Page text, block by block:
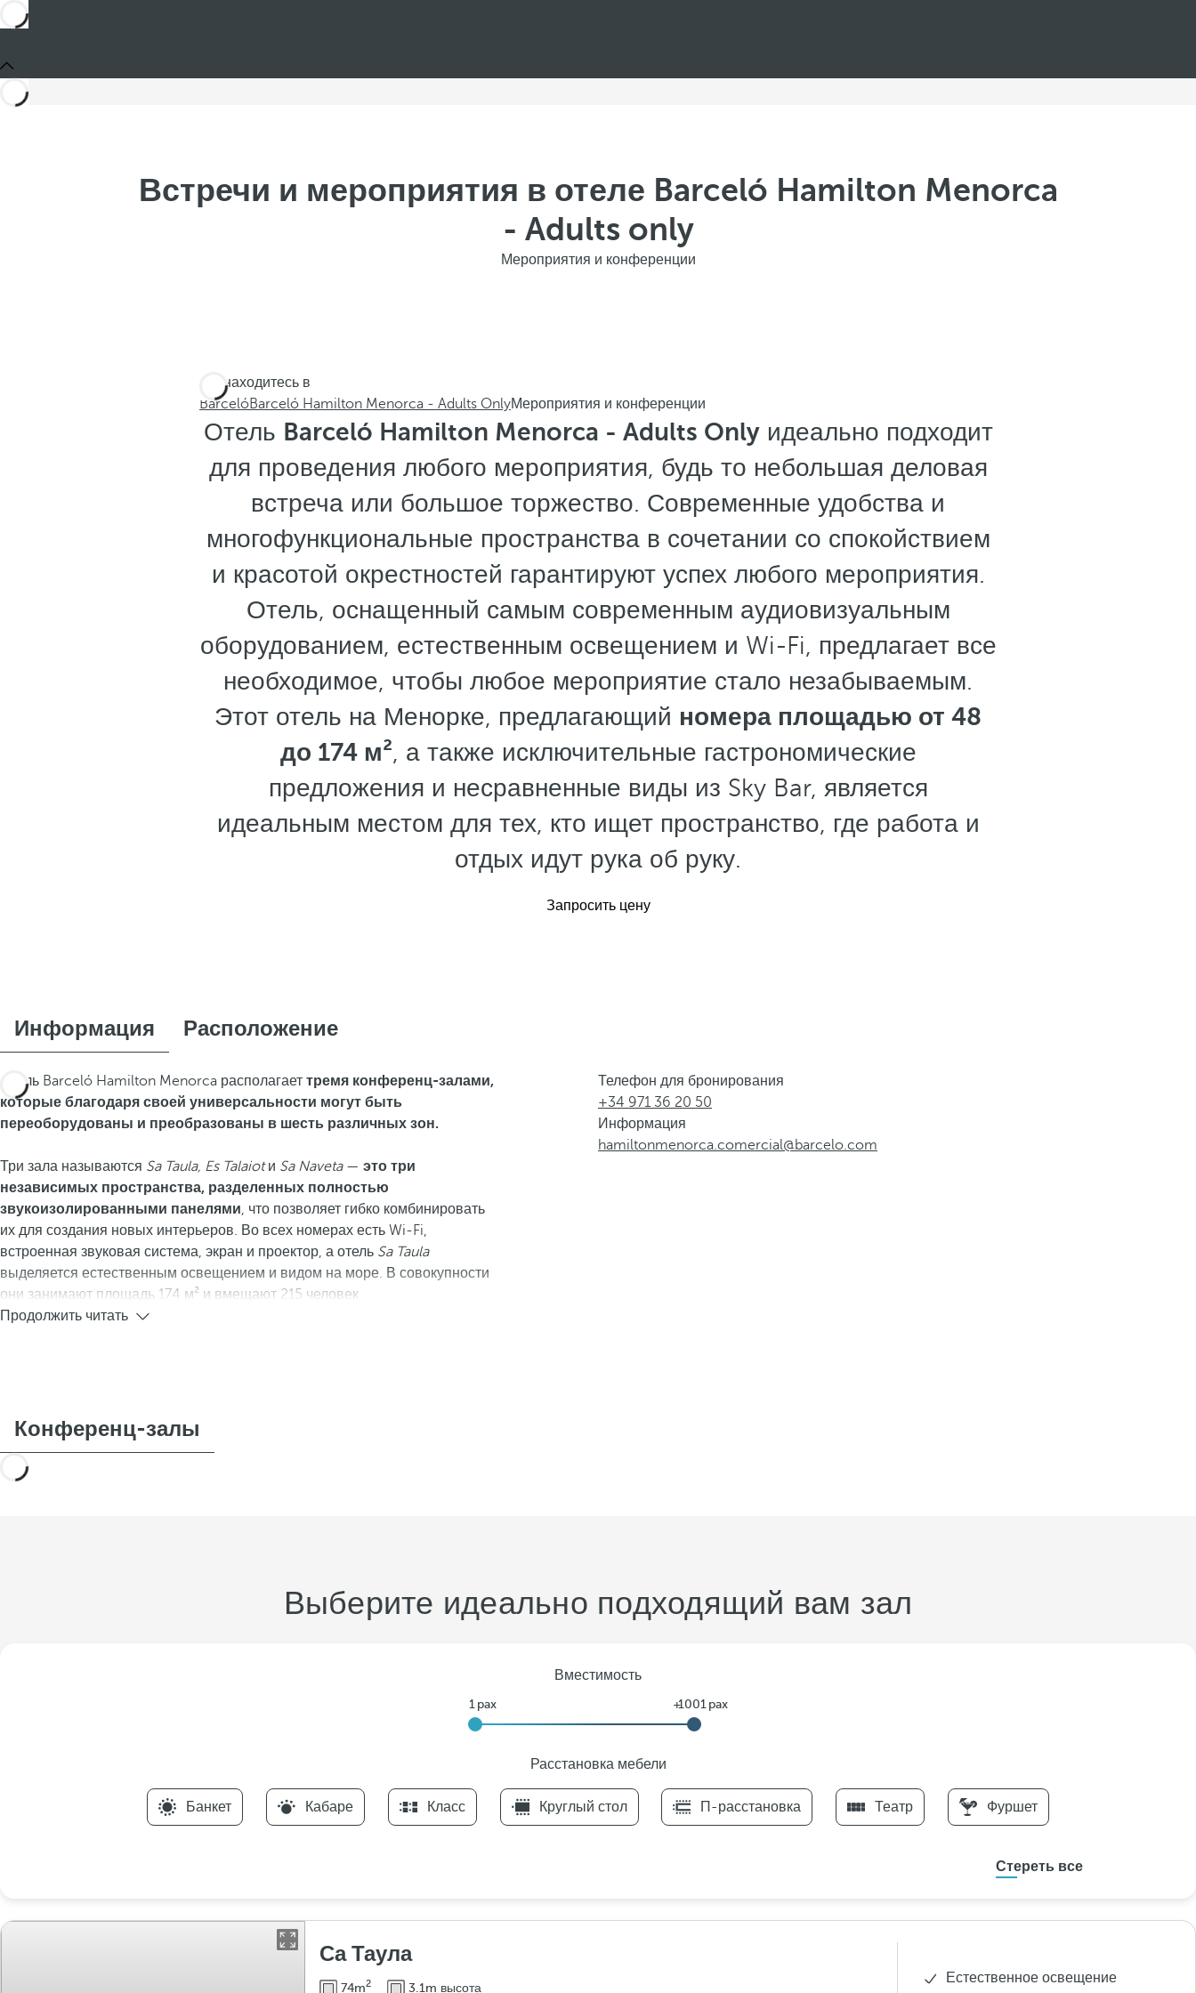
Встречи и мероприятия в отеле Barceló Hamilton Menorca
- Adults only
Мероприятия и конференции
Вы находитесь в
BarcelóBarceló Hamilton Menorca - Adults OnlyМероприятия и конференции
Отель Barceló Hamilton Menorca - Adults Onlyидеально подходит
для проведения любого мероприятия, будь то небольшая деловая
встреча или большое торжество. Современные удобства и
многофункциональные пространства в сочетании со спокойствием
и красотой окрестностей гарантируют успех любого мероприятия.
Отель, оснащенный самым современным аудиовизуальным
оборудованием, естественным освещением и Wi-Fi, предлагает все
необходимое, чтобы любое мероприятие стало незабываемым.
Этот отель на Менорке, предлагающий номера площадью от 48
до 174 м², а также исключительные гастрономические
предложения и несравненные виды из Sky Bar, является
идеальным местом для тех, кто ищет пространство, где работа и
отдых идут рука об руку.
Запросить цену
Информация Расположение
Отель Barceló Hamilton Menorca располагает тремя конференц-залами,
которые благодаря своей универсальности могут быть
переоборудованы и преобразованы в шесть различных зон.
Три зала называются Sa Taula, Es Talaiotи Sa Naveta— это три
независимых пространства, разделенных полностью
звукоизолированными панелями, что позволяет гибко комбинировать
их для создания новых интерьеров. Во всех номерах есть Wi-Fi,
встроенная звуковая система, экран и проектор, а отель Sa Taula
выделяется естественным освещением и видом на море. В совокупности
они занимают площадь 174 м² и вмещают 215 человек.
Продолжить читать
Телефон для бронирования
+34 971 36 20 50
Информация
hamiltonmenorca.comercial@barcelo.com
Конференц-залы
Выберите идеально подходящий вам зал
Вместимость
Расстановка мебели
s
Банкет Кабаре Класс Круглый стол П-расстановка Театр Фуршет
Стереть все
Са Таула
74m2 3.1m высота
Естественное освещение